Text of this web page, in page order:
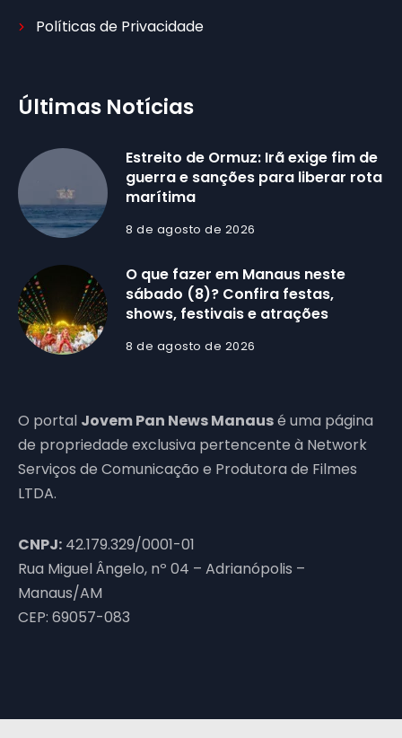
Políticas de Privacidade
Últimas Notícias
Estreito de Ormuz: Irã exige fim de
guerra e sanções para liberar rota
marítima
8 de agosto de 2026
O que fazer em Manaus neste
sábado (8)? Confira festas,
shows, festivais e atrações
8 de agosto de 2026
O portal Jovem Pan News Manausé uma página
de propriedade exclusiva pertencente à Network
Serviços de Comunicação e Produtora de Filmes
LTDA.
CNPJ: 42.179.329/0001-01
Rua Miguel Ângelo, nº 04 – Adrianópolis –
Manaus/AM
CEP: 69057-083